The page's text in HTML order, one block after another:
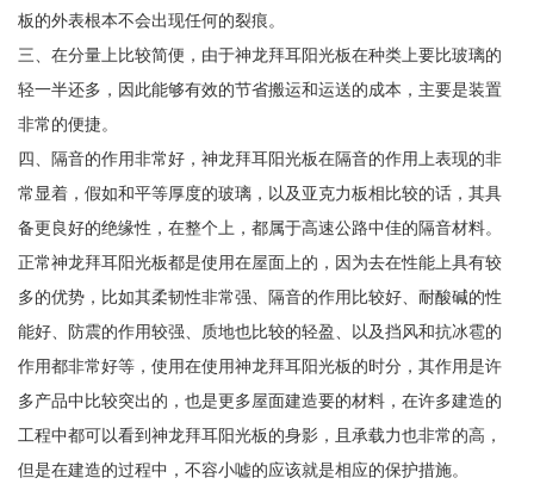
板的外表根本不会出现任何的裂痕。
三、在分量上比较简便，由于神龙拜耳阳光板在种类上要比玻璃的
轻一半还多，因此能够有效的节省搬运和运送的成本，主要是装置
非常的便捷。
四、隔音的作用非常好，神龙拜耳阳光板在隔音的作用上表现的非
常显着，假如和平等厚度的玻璃，以及亚克力板相比较的话，其具
备更良好的绝缘性，在整个上，都属于高速公路中佳的隔音材料。
正常神龙拜耳阳光板都是使用在屋面上的，因为去在性能上具有较
多的优势，比如其柔韧性非常强、隔音的作用比较好、耐酸碱的性
能好、防震的作用较强、质地也比较的轻盈、以及挡风和抗冰雹的
作用都非常好等，使用在使用神龙拜耳阳光板的时分，其作用是许
多产品中比较突出的，也是更多屋面建造要的材料，在许多建造的
工程中都可以看到神龙拜耳阳光板的身影，且承载力也非常的高，
但是在建造的过程中，不容小嘘的应该就是相应的保护措施。